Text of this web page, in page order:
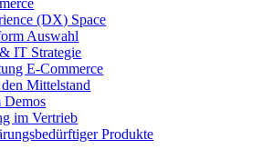
(DX) Space
Auswahl
IT Strategie
E-Commerce
Mittelstand
Demos
im Vertrieb
Produkte